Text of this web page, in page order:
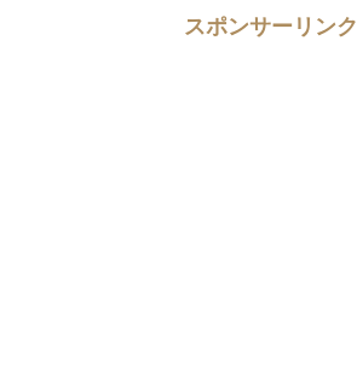
スポンサーリンク